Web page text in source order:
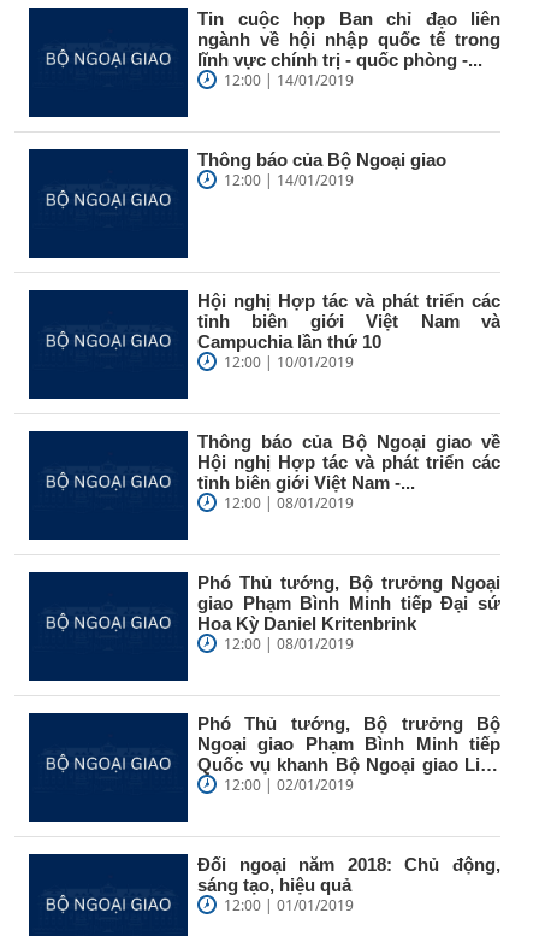
Tin cuộc họp Ban chỉ đạo liên
ngành về hội nhập quốc tế trong
lĩnh vực chính trị - quốc phòng -...
12:00 | 14/01/2019
Thông báo của Bộ Ngoại giao
12:00 | 14/01/2019
Hội nghị Hợp tác và phát triển các
tỉnh biên giới Việt Nam và
Campuchia lần thứ 10
12:00 | 10/01/2019
Thông báo của Bộ Ngoại giao về
Hội nghị Hợp tác và phát triển các
tỉnh biên giới Việt Nam -...
12:00 | 08/01/2019
Phó Thủ tướng, Bộ trưởng Ngoại
giao Phạm Bình Minh tiếp Đại sứ
Hoa Kỳ Daniel Kritenbrink
12:00 | 08/01/2019
Phó Thủ tướng, Bộ trưởng Bộ
Ngoại giao Phạm Bình Minh tiếp
Quốc vụ khanh Bộ Ngoại giao Liên
hiệp...12:00 | 02/01/2019
Đối ngoại năm 2018: Chủ động,
sáng tạo, hiệu quả
12:00 | 01/01/2019